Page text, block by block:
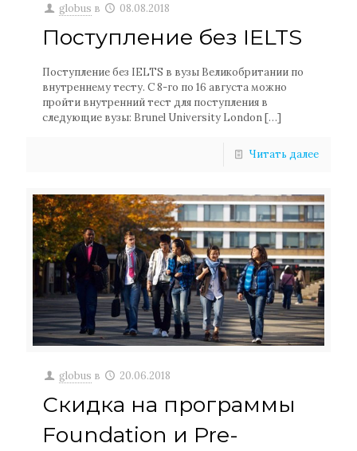
globus в 08.08.2018
Поступление без IELTS
Поступление без IELTS в вузы Великобритании по
внутреннему тесту. С 8-го по 16 августа можно
пройти внутренний тест для поступления в
следующие вузы: Brunel University London[…]
Читать далее
globus в 20.06.2018
Скидка на программы
Foundation и Pre-